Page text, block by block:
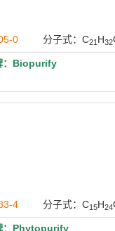
0 分子式：C21 H32
：Biopurify
4 分子式：C15H24
：Phytopurify